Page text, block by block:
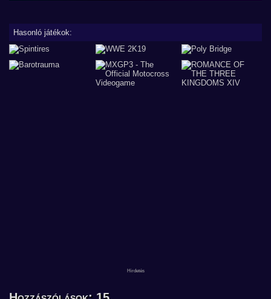
Hasonló játékok: